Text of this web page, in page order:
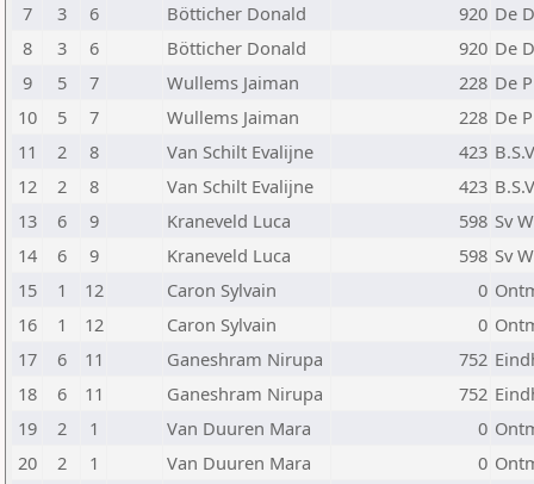
7
3 6 Bötticher Donald 920 De
8
3 6 Bötticher Donald 920 De
9
5 7 Wullems Jaiman 228 De
10
5 7 Wullems Jaiman 228 De
11
2 8 Van Schilt Evalijne 423
12
2 8 Van Schilt Evalijne 423
13
6 9 Kraneveld Luca 598 Sv
14
6 9 Kraneveld Luca 598 Sv
15
1 12 Caron Sylvain 0
16
1 12 Caron Sylvain 0
17
6 11 Ganeshram Nirupa 752
18
6 11 Ganeshram Nirupa 752
19
2 1 Van Duuren Mara 0
20
2 1 Van Duuren Mara 0